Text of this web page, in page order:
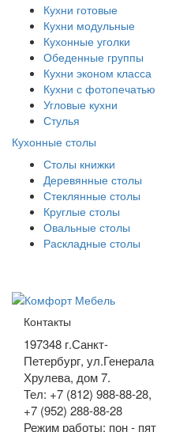
Кухни готовые
Кухни модульные
Кухонные уголки
Обеденные группы
Кухни эконом класса
Кухни с фотопечатью
Угловые кухни
Стулья
Кухонные столы
Столы книжки
Деревянные столы
Стеклянные столы
Круглые столы
Овальные столы
Раскладные столы
Контакты
197348 г.Санкт-
Петербург, ул.Генерала
Хрулева, дом 7.
Тел: +7 (812) 988-88-28,
+7 (952) 288-88-28
Режим работы: пон - пят